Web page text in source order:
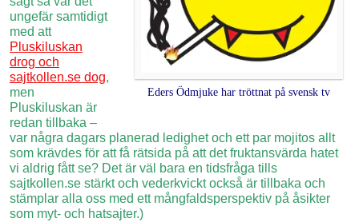
Eders Ödmjuke har tröttnat på svensk tv
ungefär samtidigt
med att
Pluskiluskan
drog och
sajtkollen.se dog,
men
Pluskiluskan är
redan tillbaka –
var några dagars planerad ledighet och ett par mojitos allt
som krävdes för att få rätsida på att det fruktansvärda hatet
vi aldrig fått se? Det är väl bara en tidsfråga tills
sajtkollen.se stärkt och vederkvickt också är tillbaka och
stämplar alla oss med ett mångfaldsperspektiv på åsikter
som myt- och hatsajter.)